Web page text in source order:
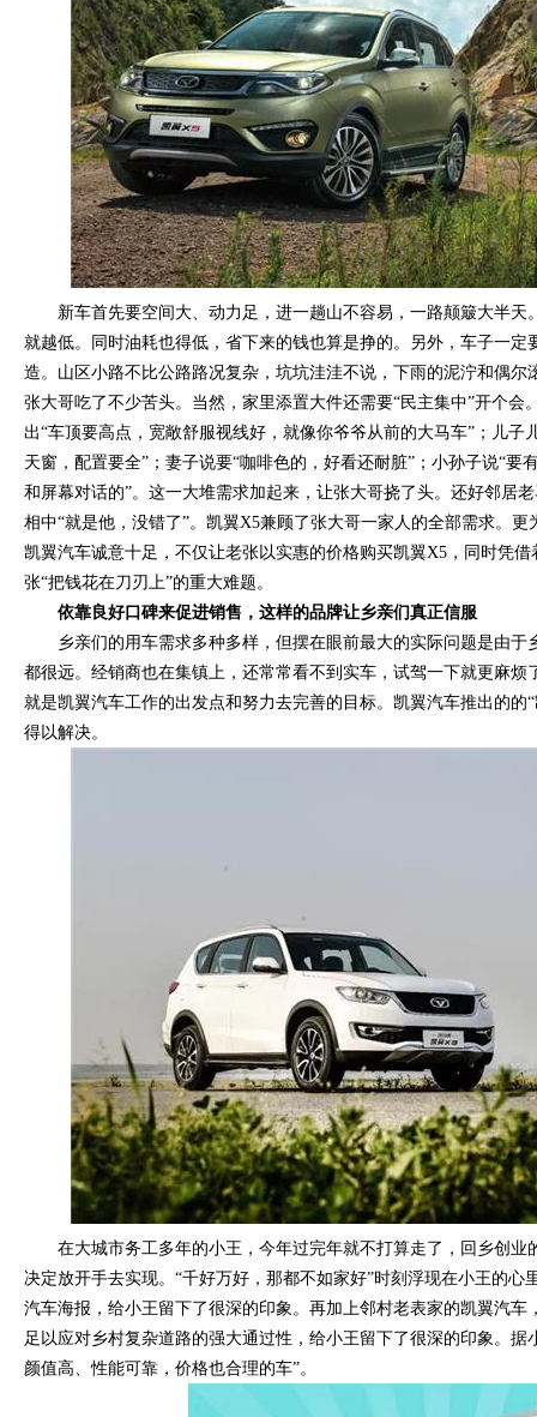
新车首先要空间大、动力足，进一趟山不容易，一路颠簸大半天
就越低。同时油耗也得低，省下来的钱也算是挣的。另外，车子一定
造。山区小路不比公路路况复杂，坑坑洼洼不说，下雨的泥泞和偶尔
张大哥吃了不少苦头。当然，家里添置大件还需要“民主集中”开个会
出“车顶要高点，宽敞舒服视线好，就像你爷爷从前的大马车”；儿子
天窗，配置要全”；妻子说要“咖啡色的，好看还耐脏”；小孙子说“要
和屏幕对话的”。这一大堆需求加起来，让张大哥挠了头。还好邻居
相中“就是他，没错了”。凯翼X5兼顾了张大哥一家人的全部需求。更
凯翼汽车诚意十足，不仅让老张以实惠的价格购买凯翼X5，同时凭借
张“把钱花在刀刃上”的重大难题。
依靠良好口碑来促进销售，这样的品牌让乡亲们真正信服
乡亲们的用车需求多种多样，但摆在眼前最大的实际问题是由于
都很远。经销商也在集镇上，还常常看不到实车，试驾一下就更麻烦
就是凯翼汽车工作的出发点和努力去完善的目标。凯翼汽车推出的的
得以解决。
在大城市务工多年的小王，今年过完年就不打算走了，回乡创业
决定放开手去实现。“千好万好，那都不如家好”时刻浮现在小王的心
汽车海报，给小王留下了很深的印象。再加上邻村老表家的凯翼汽车
足以应对乡村复杂道路的强大通过性，给小王留下了很深的印象。据
颜值高、性能可靠，价格也合理的车”。